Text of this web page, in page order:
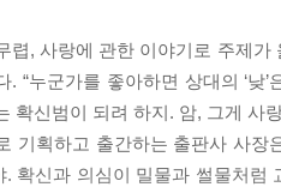
아드린 날
서 걷는다
법
싶었던 세모
종이의 고향
렵, 사랑에 관한 이야기로 주제
. “누군가를 좋아하면 상대의 ‘낮
확신범이 되려 하지. 암, 그게 사
기획하고 출간하는 출판사 사장
. 확신과 의심이 밀물과 썰물처럼